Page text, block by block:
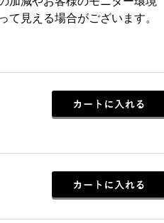
て見える場合がございます。